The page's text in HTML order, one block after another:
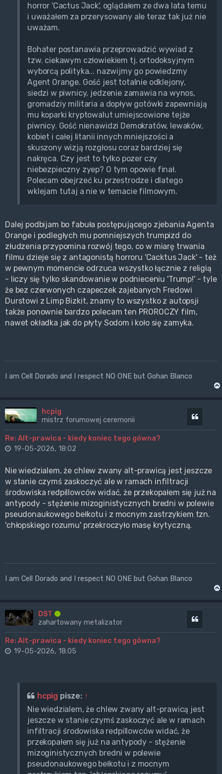
horror 'Cactus Jack', oglądałem ze dwa lata temu
i uważałem za przerysowany ale teraz tak już nie
uważam.
Bohater postanawia przeprowadzić wywiad z
tzw. ciekawym człowiekiem tj. ortodoksyjnym
wyborcą polityka... nazwijmy go powiedzmy
Agent Orange. Gość jest totalnie odklejony,
siedzi w piwnicy, jedzenie zamawia na wynos,
gromadziy militaria a dopływ gotówki zapewniają
mu koparki kryptowalut umiejscowione tejże
piwnicy. Gość nienawidzi Demokratów, lewaków,
kobiet i całej litanii innych mniejszości a
skuszony wizją rozgłosu coraz bardziej się
nakręca. Czy jest to tylko pozer czy
niebezpieczny zyep? O tym opowie finał.
Polecam obejrzeć ku przestrodze i dlatego
wklejam tutaj a nie w temacie filmowym.
Dalej podbijam bo fabuła postępującego zjebania Agenta
Orange i podległych mu pomniejszych trumpizd do
złudzenia przypomina rozwój tego, co w miarę trwania
filmu dzieje się z antagonistą horroru 'Cacktus Jack' - też
w pewnym momencie odrzuca wszystko łącznie z religią
- liczy się tylko skandowanie w podnieceniu 'Trump!' - tyle
że bez czerwonych czapeczek zajebanych Fredowi
Durstowi z Limp Bizkit, znamy to wszystko z autopsji
także ponownie bardzo polecam ten PROROCZY film,
nawet okładka jak do płyty Sodom i koło się zamyka.
I am Cell Dorado and I respect NO ONE but Gohan Blanco
hcpig
mistrz forumowej ceremonii
Re: Alt-prawica - kiedy koniec tego gówna?
19-05-2026, 18:02
Nie wiedzialem, że chlew zwany alt-prawicą jest jeszcze
w stanie czymś zaskoczyć ale w ramach infiltracji
środowiska redpillowców widać, że przekopałem się już na
antypody - stężenie mizoginistycznych bredni w polewie
pseudonaukowego bełkotu i z mocnym zastrzykiem tzn.
'chłopskiego rozumu' przekroczyło masę krytyczną.
I am Cell Dorado and I respect NO ONE but Gohan Blanco
DST
zahartowany metalizator
Re: Alt-prawica - kiedy koniec tego gówna?
19-05-2026, 18:05
hcpig pisze: ↑
Nie wiedzialem, że chlew zwany alt-prawicą jest
jeszcze w stanie czymś zaskoczyć ale w ramach
infiltracji środowiska redpillowców widać, że
przekopałem się już na antypody - stężenie
mizoginistycznych bredni w polewie
pseudonaukowego bełkotu i z mocnym